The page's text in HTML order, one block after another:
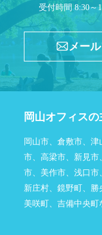
受付時間 8:30～
メー
岡山オフィス
岡山市、倉敷市、
市、高梁市、新見市
市、美作市、浅口市
新庄村、鏡野町、勝
美咲町、吉備中央